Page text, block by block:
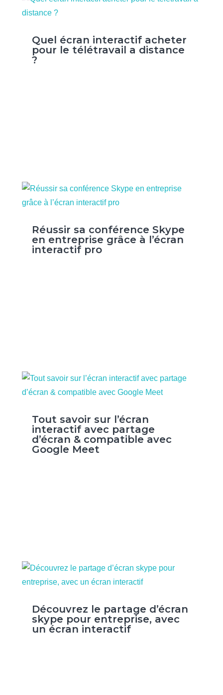
Quel écran interactif acheter
pour le télétravail a distance
?
Réussir sa conférence Skype
en entreprise grâce à l’écran
interactif pro
Tout savoir sur l’écran
interactif avec partage
d’écran & compatible avec
Google Meet
Découvrez le partage d’écran
skype pour entreprise, avec
un écran interactif